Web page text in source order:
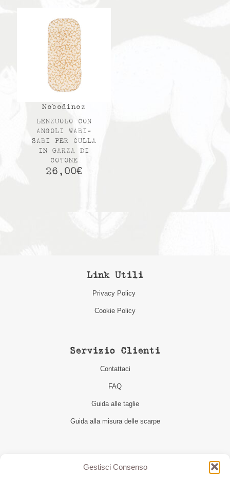
Gestisci Consenso
Nobodinoz
LENZUOLO CON
ANGOLI WABI-
SABI PER CULLA
IN GARZA DI
COTONE
26,00€
Link Utili
Privacy Policy
Cookie Policy
Servizio Clienti
Contattaci
FAQ
Guida alle taglie
Guida alla misura delle scarpe
Seguici